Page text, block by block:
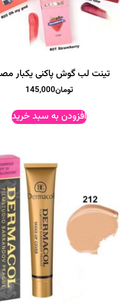
تینت لب گوش پاکنی یکبار
تومان145,000
افزودن به سبد خرید